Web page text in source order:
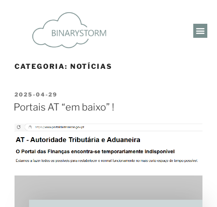
CATEGORIA: NOTÍCIAS
2025-04-29
Portais AT “em baixo” !